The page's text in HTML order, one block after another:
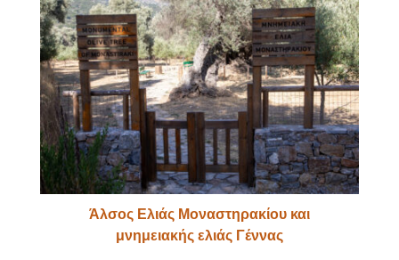
Άλσος Ελιάς Μοναστηρακίου και
μνημειακής ελιάς Γέννας